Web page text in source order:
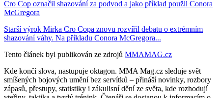
Cro Cop označil shazování za podvod a jako příklad použil Conora
McGregora
Starší výrok Mirka Cro Copa znovu rozvířil debatu o extrémním
shazování váhy. Na příkladu Conora McGregora...
Tento článek byl publikován ze zdrojů MMAMAG.cz
Kde končí slova, nastupuje oktagon. MMA Mag.cz sleduje svět
smíšených bojových umění bez servítků – přináší novinky, rozbory
zápasů, přestupy, statistiky i zákulisní dění ze světa, kde rozhodují